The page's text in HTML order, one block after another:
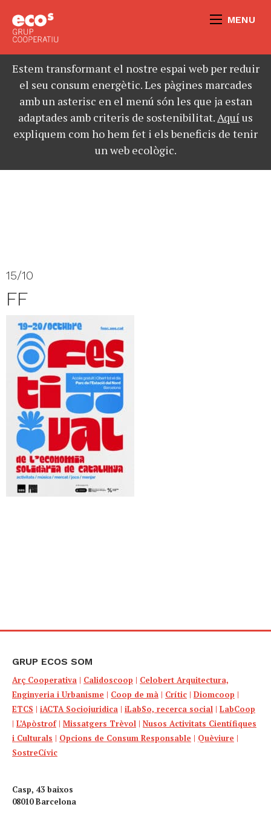
MENU
Estem transformant el nostre espai web per reduir
el seu consum energètic. Les pàgines marcades
amb un asterisc en el menú són les que ja estan
adaptades amb criteris de sostenibilitat.Aquíus
expliquem com ho hem fet i els beneficis de tenir
un web ecològic.
15/10
FF
GRUP ECOS SOM
Arç Cooperativa | Calidoscoop | Celobert Arquitectura,
Enginyeria i Urbanisme | Coop de mà | Crític | Diomcoop |
ETCS | iACTA Sociojuridica | iLabSo, recerca social | LabCoop
| L’Apòstrof| Missatgers Trèvol | Nusos Activitats Científiques
i Culturals | Opcions de Consum Responsable | Quèviure |
SostreCívic
Casp, 43 baixos
08010 Barcelona